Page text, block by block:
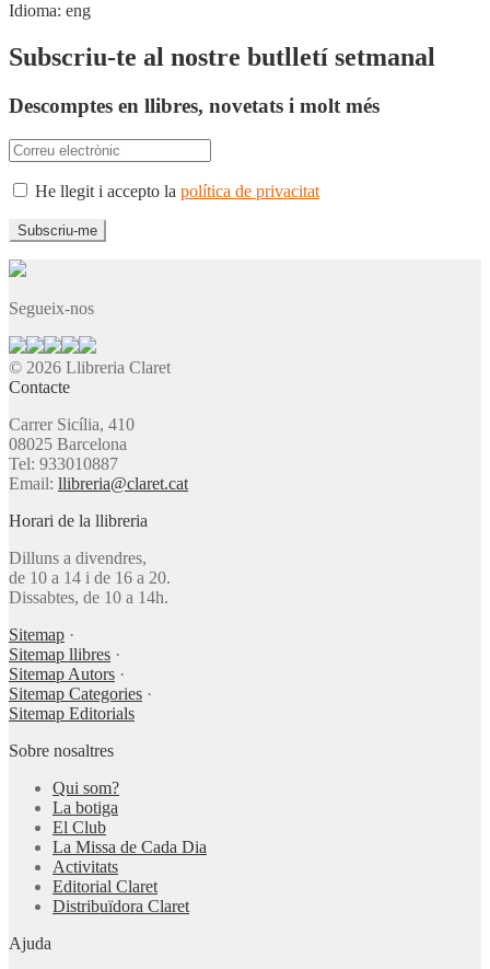
Idioma: eng
Subscriu-te al nostre butlletí setmanal
Descomptes en llibres, novetats i molt més
He llegit i accepto la política de privacitat
Segueix-nos
© 2026 Llibreria Claret
Contacte
Carrer Sicília, 410
08025 Barcelona
Tel: 933010887
Email: llibreria@claret.cat
Horari de la llibreria
Dilluns a divendres,
de 10 a 14 i de 16 a 20.
Dissabtes, de 10 a 14h.
Sitemap ·
Sitemap llibres ·
Sitemap Autors ·
Sitemap Categories ·
Sitemap Editorials
Sobre nosaltres
Qui som?
La botiga
El Club
La Missa de Cada Dia
Activitats
Editorial Claret
Distribuïdora Claret
Ajuda